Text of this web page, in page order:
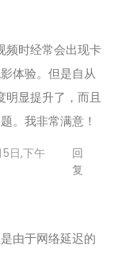
频时经常会出现卡
体验。但是自从
显提升了，而且
。我非常满意！
日,下午
回
复
由于网络延迟的